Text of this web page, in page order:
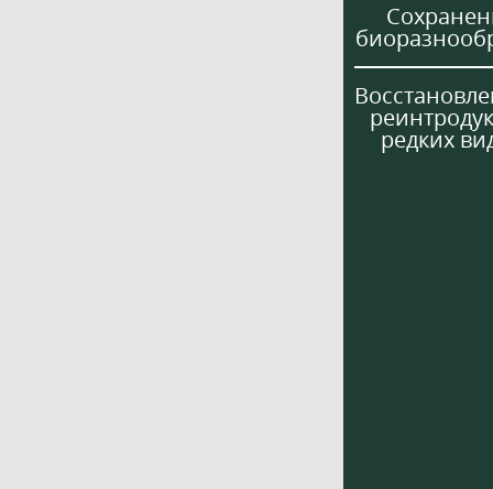
редких